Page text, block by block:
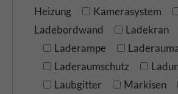
Heizung
Kamerasystem
Ladebordwand
Ladekran
Laderampe
Laderaumschutz
Laubgitter
Markisen